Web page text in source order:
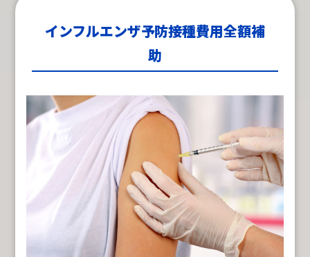
インフルエンザ予防接種費用全額補
助